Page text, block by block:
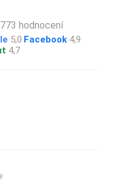
hodnocení
5,0·Facebook 4,9·
4,7